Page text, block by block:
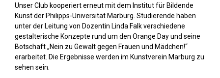
Unser Club kooperiert erneut mit dem Institut für Bildende
Kunst der Philipps-Universität Marburg. Studierende haben
unter der Leitung von Dozentin Linda Falk verschiedene
gestalterische Konzepte rund um den Orange Day und seine
Botschaft „Nein zu Gewalt gegen Frauen und Mädchen!“
erarbeitet. Die Ergebnisse werden im Kunstverein Marburg zu
sehen sein.